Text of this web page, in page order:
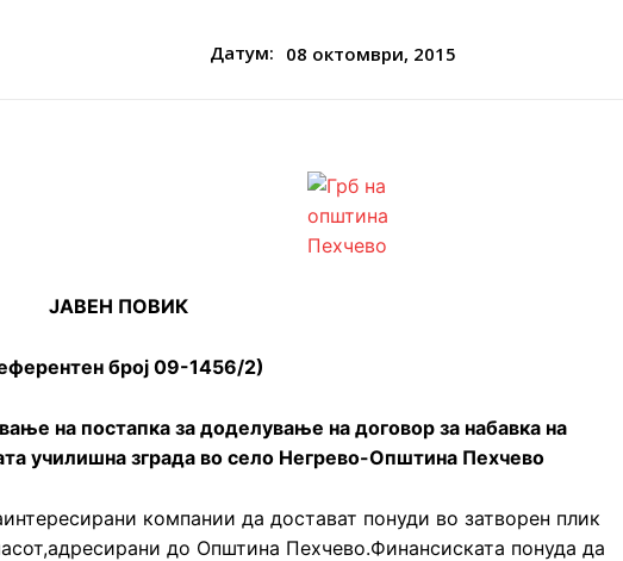
Датум: 08 октомври, 2015
ЈАВЕН ПОВИК
број 09-1456/2)
на постапка за доделување на договор за набавка на
училишна зграда во село Негрево-Општина Пехчево
компании да достават понуди во затворен плик
до Општина Пехчево.Финансиската понуда да